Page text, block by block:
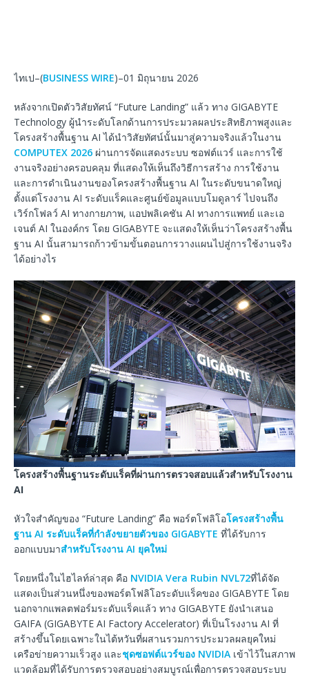
ไทเป–(BUSINESS WIRE)–01 มิถุนายน 2026
หลังจากเปิดตัววิสัยทัศน์ “Future Landing” แล้ว ทาง GIGABYTE
Technology ผู้นำระดับโลกด้านการประมวลผลประสิทธิภาพสูงและ
โครงสร้างพื้นฐาน AI ได้นำวิสัยทัศน์นั้นมาสู่ความจริงแล้วในงาน
COMPUTEX 2026 ผ่านการจัดแสดงระบบ ซอฟต์แวร์ และการใช้
งานจริงอย่างครอบคลุม ที่แสดงให้เห็นถึงวิธีการสร้าง การใช้งาน
และการดำเนินงานของโครงสร้างพื้นฐาน AI ในระดับขนาดใหญ่
ตั้งแต่โรงงาน AI ระดับแร็คและศูนย์ข้อมูลแบบโมดูลาร์ ไปจนถึง
เวิร์กโฟลว์ AI ทางกายภาพ, แอปพลิเคชัน AI ทางการแพทย์ และเอ
เจนต์ AI ในองค์กร โดย GIGABYTE จะแสดงให้เห็นว่าโครงสร้างพื้น
ฐาน AI นั้นสามารถก้าวข้ามขั้นตอนการวางแผนไปสู่การใช้งานจริง
ได้อย่างไร
โครงสร้างพื้นฐานระดับแร็คที่ผ่านการตรวจสอบแล้วสำหรับโรงงาน
AI
หัวใจสำคัญของ “Future Landing” คือ พอร์ตโฟลิโอโครงสร้างพื้น
ฐาน AI ระดับแร็คที่กำลังขยายตัวของ GIGABYTE ที่ได้รับการ
ออกแบบมาสำหรับโรงงาน AI ยุคใหม่
โดยหนึ่งในไฮไลท์ล่าสุด คือ NVIDIA Vera Rubin NVL72ที่ได้จัด
แสดงเป็นส่วนหนึ่งของพอร์ตโฟลิโอระดับแร็คของ GIGABYTE โดย
นอกจากแพลตฟอร์มระดับแร็คแล้ว ทาง GIGABYTE ยังนำเสนอ
GAIFA (GIGABYTE AI Factory Accelerator) ที่เป็นโรงงาน AI ที่
สร้างขึ้นโดยเฉพาะในไต้หวันที่ผสานรวมการประมวลผลยุคใหม่
เครือข่ายความเร็วสูง และชุดซอฟต์แวร์ของ NVIDIA เข้าไว้ในสภาพ
แวดล้อมที่ได้รับการตรวจสอบอย่างสมบูรณ์เพื่อการตรวจสอบระบบ